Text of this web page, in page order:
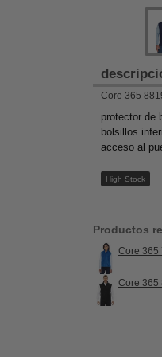
Core 365
protector de
bolsillos
acceso al
High Stock
Productos
Core 365
Core 365